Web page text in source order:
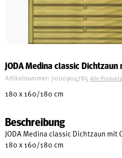
Garten
Shop
Ausstellung
JODA Medina classic
Artikelnummer: 7000904785 Alle
180 x 160/180 cm
Beschreibung
JODA Medina classic Dichtzaun mit
180 x 160/180 cm